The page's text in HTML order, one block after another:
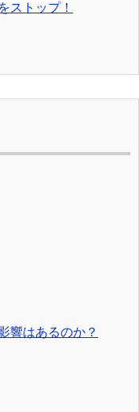
ストップ！
響はあるのか？